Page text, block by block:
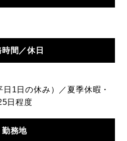
間 ／休日
1日の休み）／夏季休暇・
日程度
勤務地